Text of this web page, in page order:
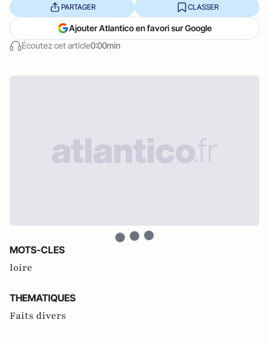
Écoutez cet article0:00min
PARTAGER CLASSER
Ajouter Atlantico en favori sur Google
MOTS-CLES
loire
THEMATIQUES
Faits divers